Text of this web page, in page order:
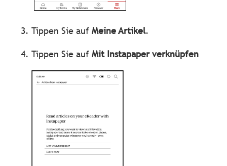
Tippen Sie aufMeine Artikel.
Tippen Sie aufMit Instapaper verknüpfen